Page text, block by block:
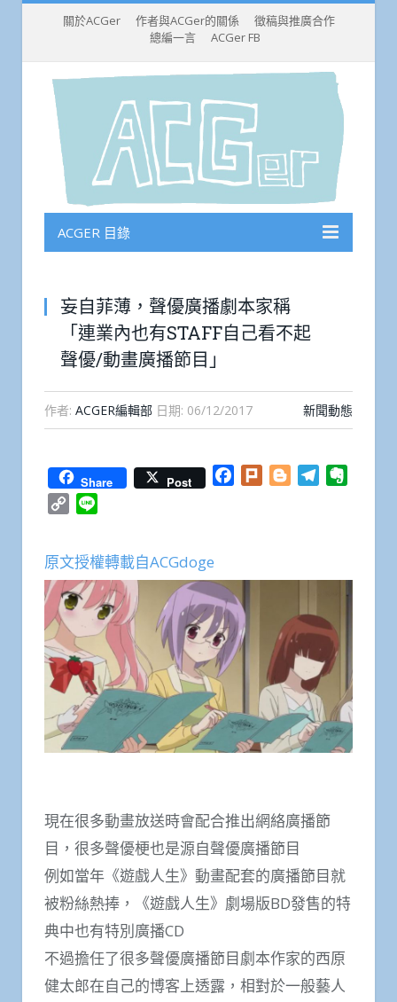
關於ACGer 作者與ACGer的關係
徵稿與推廣合作
總編一言
ACGer FB
ACGER 目錄
妄自菲薄，聲優廣播劇本家稱
「連業內也有STAFF自己看不起
聲優/動畫廣播節目」
作者: ACGER編輯部 日期: 06/12/2017 新聞動態
Share Post Facebook
Plurk BloggerTelegram
Copy
原文授權轉載自ACGdoge
現在很多動畫放送時會配合推出網絡廣播節
目，很多聲優梗也是源自聲優廣播節目
例如當年《遊戲人生》動畫配套的廣播節目就
被粉絲熱捧，《遊戲人生》劇場版BD發售的特
典中也有特別廣播CD
不過擔任了很多聲優廣播節目劇本作家的西原
健太郎在自己的博客上透露，相對於一般藝人